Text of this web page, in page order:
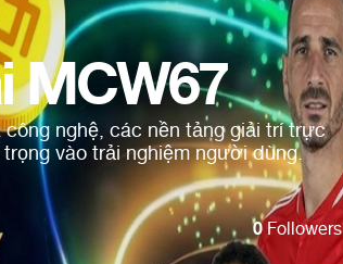
MCW67
nghệ, các nền tảng giải trí trực
vào trải nghiệm người dùng.
0Followers